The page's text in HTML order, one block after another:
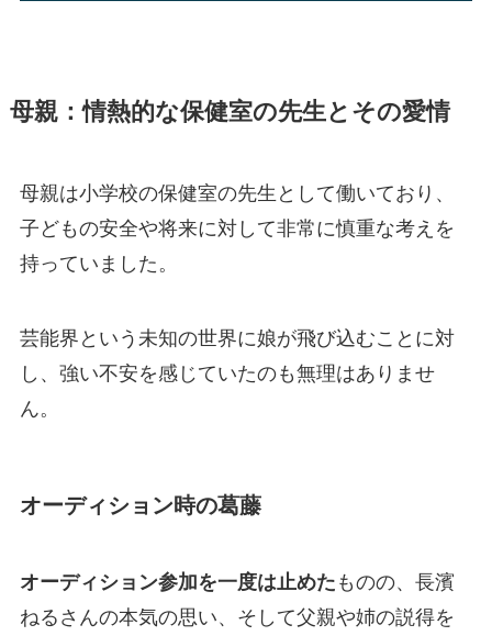
母親：情熱的な保健室の先生とその愛情
母親は小学校の保健室の先生として働いており、
子どもの安全や将来に対して非常に慎重な考えを
持っていました。
芸能界という未知の世界に娘が飛び込むことに対
し、強い不安を感じていたのも無理はありませ
ん。
オーディション時の葛藤
オーディション参加を一度は止めた ものの、長濱
ねるさんの本気の思い、そして父親や姉の説得を